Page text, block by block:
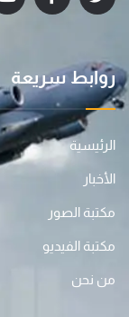
روابط سريعة
الرئيسية
الأخبار
مكتبة الصور
مكتبة الفيديو
من نحن